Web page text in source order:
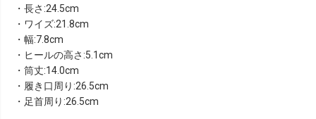
・長さ:24.5cm
・ワイズ:21.8cm
・幅:7.8cm
・ヒールの高さ:5.1cm
・筒丈:14.0cm
・履き口周り:26.5cm
・足首周り:26.5cm